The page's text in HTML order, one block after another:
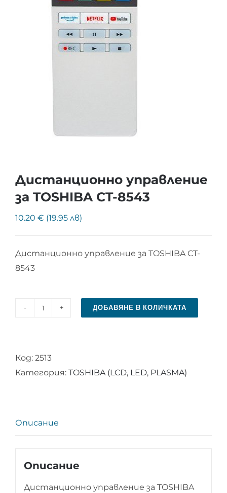
Дистанционно управление
за TOSHIBA CT-8543
10.20 € (19.95 лв)
Дистанционно управление за TOSHIBA CT-
8543
количество
управление
за
ДОБАВЯНЕ В КОЛИЧКАТА
Код: 2513
Категория: TOSHIBA (LCD, LED, PLASMA)
Описание
Описание
Дистанционно управление за TOSHIBA